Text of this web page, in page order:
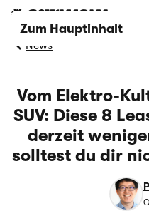
Zum Hauptinhalt
News
Vom Elektro-
SUV: Diese 8
derzeit
solltest du dir